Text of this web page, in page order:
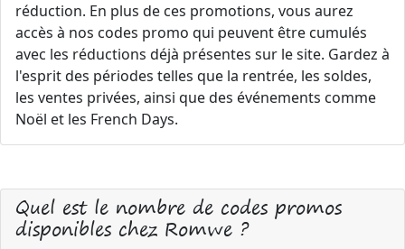
réduction. En plus de ces promotions, vous aurez
accès à nos codes promo qui peuvent être cumulés
avec les réductions déjà présentes sur le site. Gardez à
l'esprit des périodes telles que la rentrée, les soldes,
les ventes privées, ainsi que des événements comme
Noël et les French Days.
Quel est le nombre de codes promos
disponibles chez Romwe ?